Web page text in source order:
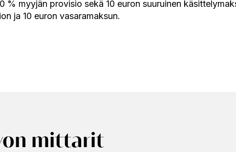
% myyjän provisio sekä 10 euron suuruinen
ja 10 euron vasaramaksun.
mittarit